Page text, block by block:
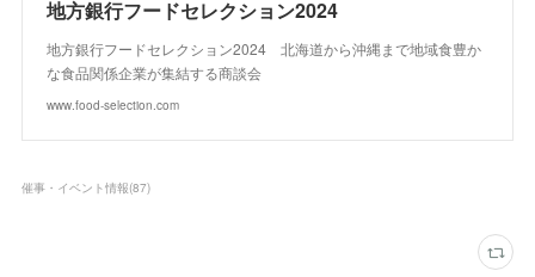
地方銀行フードセレクション2024
地方銀行フードセレクション2024 北海道から沖縄まで地域食豊か
な食品関係企業が集結する商談会
www.food-selection.com
催事・イベント情報(87)